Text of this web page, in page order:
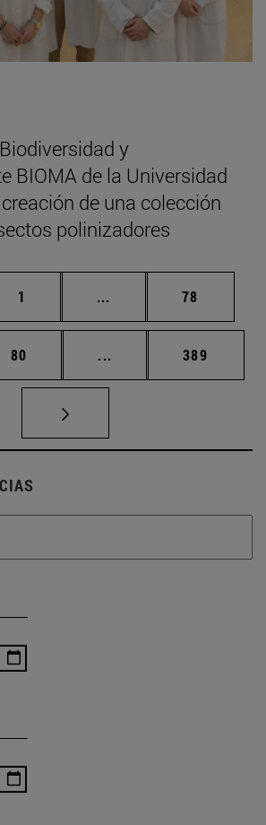
y
BIOMA de la Universidad
de una colección
polinizadores
Página
1 ... Páginas intermedias
Página
78
Página
80 ... Páginas intermedias
Página
389